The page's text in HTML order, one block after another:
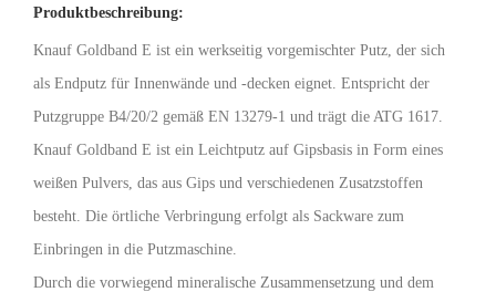
Produktbeschreibung:
Knauf Goldband E ist ein werkseitig vorgemischter Putz, der sich
als Endputz für Innenwände und -decken eignet. Entspricht der
Putzgruppe B4/20/2 gemäß EN 13279-1 und trägt die ATG 1617.
Knauf Goldband E ist ein Leichtputz auf Gipsbasis in Form eines
weißen Pulvers, das aus Gips und verschiedenen Zusatzstoffen
besteht. Die örtliche Verbringung erfolgt als Sackware zum
Einbringen in die Putzmaschine.
Durch die vorwiegend mineralische Zusammensetzung und dem